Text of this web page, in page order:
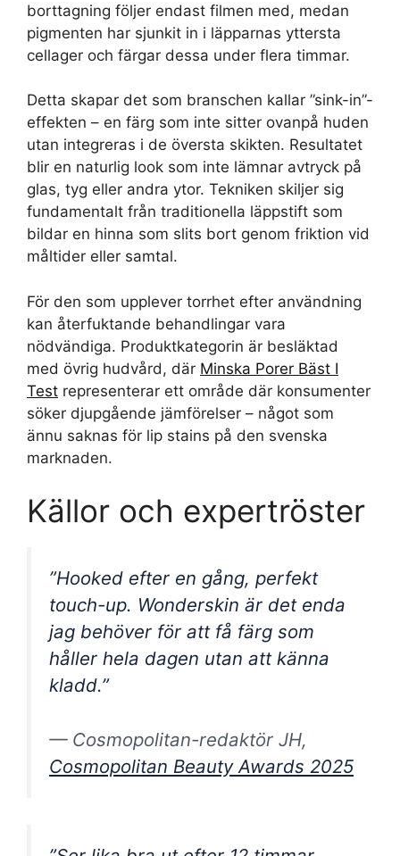
borttagning följer endast filmen med, medan
pigmenten har sjunkit in i läpparnas yttersta
cellager och färgar dessa under flera timmar.
Detta skapar det som branschen kallar ”sink-in”-
effekten – en färg som inte sitter ovanpå huden
utan integreras i de översta skikten. Resultatet
blir en naturlig look som inte lämnar avtryck på
glas, tyg eller andra ytor. Tekniken skiljer sig
fundamentalt från traditionella läppstift som
bildar en hinna som slits bort genom friktion vid
måltider eller samtal.
För den som upplever torrhet efter användning
kan återfuktande behandlingar vara
nödvändiga. Produktkategorin är besläktad
med övrig hudvård, där Minska Porer Bäst I
Test representerar ett område där konsumenter
söker djupgående jämförelser – något som
ännu saknas för lip stains på den svenska
marknaden.
Källor och expertröster
”Hooked efter en gång, perfekt
touch-up. Wonderskin är det enda
jag behöver för att få färg som
håller hela dagen utan att känna
kladd.”
— Cosmopolitan-redaktör JH,
Cosmopolitan Beauty Awards 2025